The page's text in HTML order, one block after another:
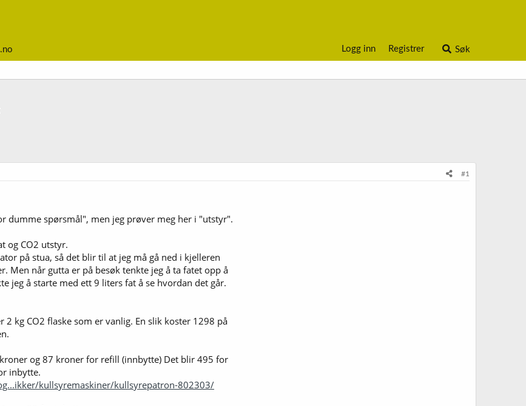
Logg inn Registrer Søk
#1
dumme spørsmål", men jeg prøver meg her i "utstyr".
og CO2 utstyr.
på stua, så det blir til at jeg må gå ned i kjelleren
Men når gutta er på besøk tenkte jeg å ta fatet opp å
jeg å starte med ett 9 liters fat å se hvordan det går.
2 kg CO2 flaske som er vanlig. En slik koster 1298 på
og 87 kroner for refill (innbytte) Det blir 495 for
inbytte.
kullsyremaskiner/kullsyrepatron-802303/